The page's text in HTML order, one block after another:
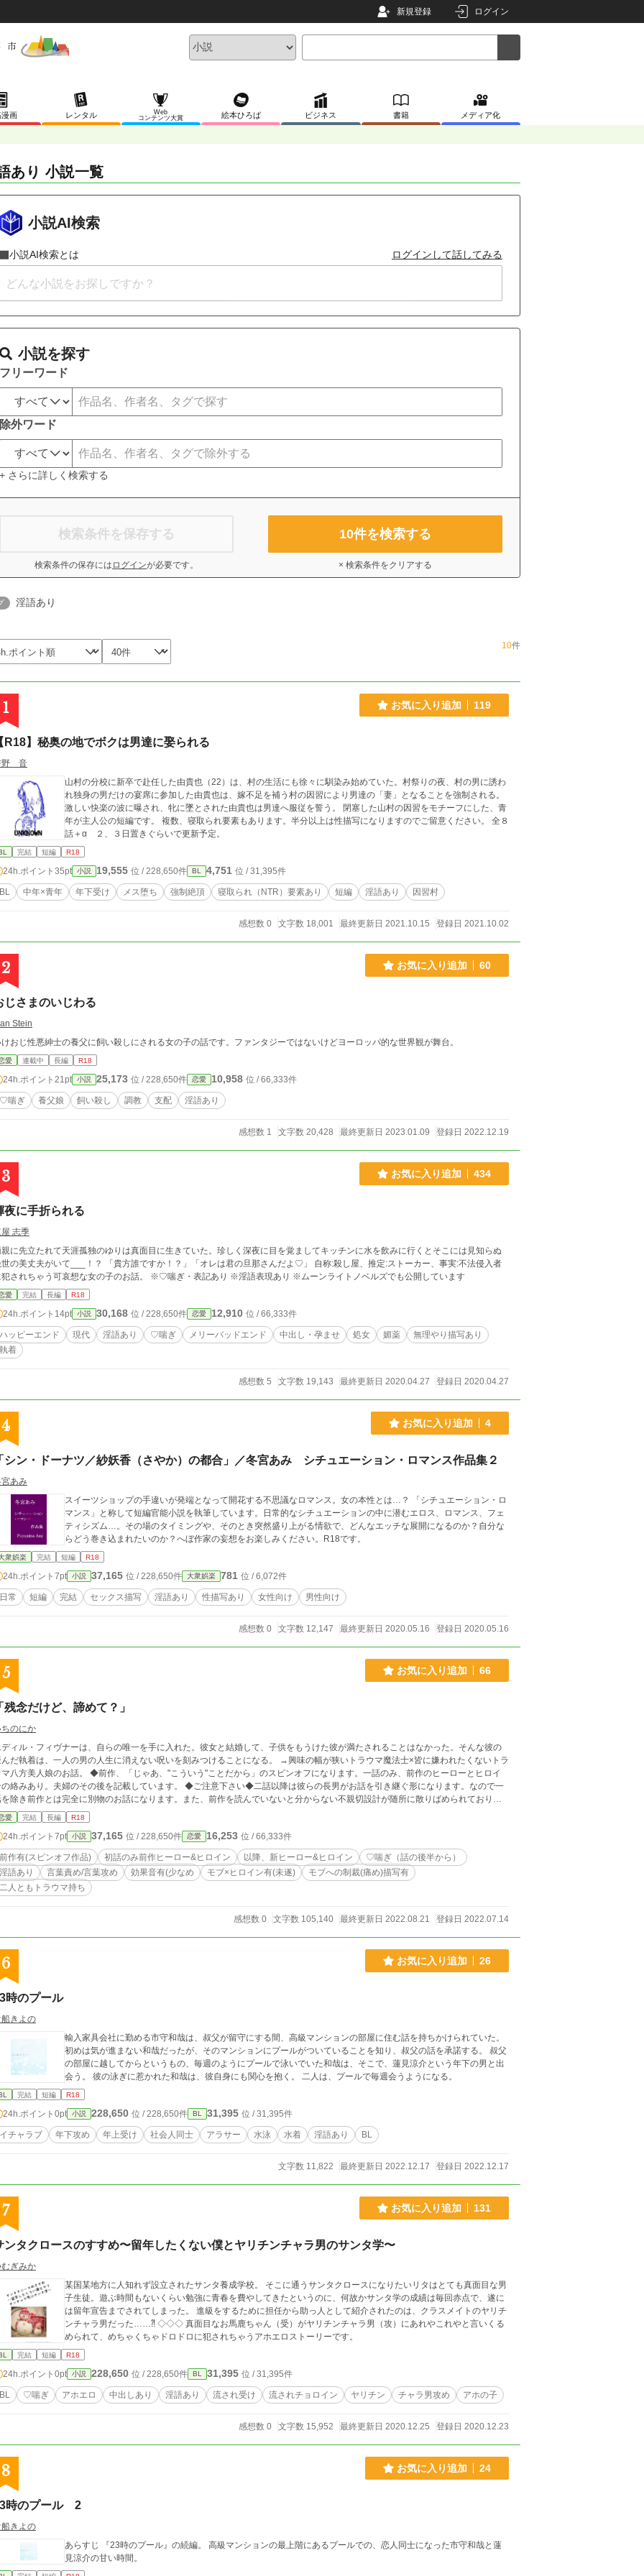
新規登録 ログイン
画 レンタル
Web
コンテンツ大賞
絵本ひろば ビジネス 書籍 メディア化
あり 小説一覧
小説AI検索
小説AI検索とは ログインして話してみる
小説を探す
フリーワード
除外ワード
+ さらに詳しく検索する
検索条件を保存する
検索条件の保存には ログインが必要です。
10件を検索する
× 検索条件をクリアする
淫語あり
10件
1 お気に入り追加 119
R18】秘奥の地でボクは男達に娶られる
野 音
山村の分校に新卒で赴任した由貴也（22）は、村の生活にも徐々に馴染み始めていた。村祭りの夜、村の男に誘わ
れ独身の男だけの宴席に参加した由貴也は、嫁不足を補う村の因習により男達の「妻」となることを強制される。
激しい快楽の波に曝され、牝に墜とされた由貴也は男達へ服従を誓う。 閉塞した山村の因習をモチーフにした、青
年が主人公の短編です。 複数、寝取られ要素もあります。半分以上は性描写になりますのでご留意ください。 全８
話＋α ２、３日置きぐらいで更新予定。
完結 短編 R18
24h.ポイント 35pt 小説 19,555 位 / 228,650件 BL 4,751 位 / 31,395件
BL 中年×青年 年下受け メス堕ち 強制絶頂 寝取られ（NTR）要素あり 短編 淫語あり 因習村
感想数 0 文字数 18,001 最終更新日 2021.10.15 登録日 2021.10.02
2 お気に入り追加 60
じさまのいじわる
Stein
おじ性悪紳士の養父に飼い殺しにされる女の子の話です。ファンタジーではないけどヨーロッパ的な世界観が舞台。
愛 連載中 長編 R18
24h.ポイント 21pt 小説 25,173 位 / 228,650件 恋愛 10,958 位 / 66,333件
♡喘ぎ 養父娘 飼い殺し 調教 支配 淫語あり
感想数 1 文字数 20,428 最終更新日 2023.01.09 登録日 2022.12.19
3 お気に入り追加 434
夜に手折られる
志季
に先立たれて天涯孤独のゆりは真面目に生きていた。珍しく深夜に目を覚ましてキッチンに水を飲みに行くとそこには見知らぬ
の美丈夫がいて___！？ 「貴方誰ですか！？」「オレは君の旦那さんだよ♡」 自称:殺し屋、推定:ストーカー、事実:不法侵入者
犯されちゃう可哀想な女の子のお話。 ※♡喘ぎ・表記あり ※淫語表現あり ※ムーンライトノベルズでも公開しています
愛 完結 長編 R18
24h.ポイント 14pt 小説 30,168 位 / 228,650件 恋愛 12,910 位 / 66,333件
ハッピーエンド 現代 淫語あり ♡喘ぎ メリーバッドエンド 中出し・孕ませ 処女 媚薬
無理やり描写あり
執着
感想数 5 文字数 19,143 最終更新日 2020.04.27 登録日 2020.04.27
4 お気に入り追加 4
シン・ドーナツ／紗妖香（さやか）の都合」／冬宮あみ シチュエーション・ロマンス作品集２
あみ
スイーツショップの手違いが発端となって開花する不思議なロマンス。女の本性とは…？ 「シチュエーション・ロ
マンス」と称して短編官能小説を執筆しています。日常的なシチュエーションの中に潜むエロス、ロマンス、フェ
ティシズム…。その場のタイミングや、そのとき突然盛り上がる情欲で、どんなエッチな展開になるのか？自分な
らどう巻き込まれたいのか？へぼ作家の妄想をお楽しみください。R18です。
衆娯楽 完結 短編 R18
24h.ポイント 7pt 小説 37,165 位 / 228,650件 大衆娯楽 781 位 / 6,072件
日常 短編 完結 セックス描写 淫語あり 性描写あり 女性向け 男性向け
感想数 0 文字数 12,147 最終更新日 2020.05.16 登録日 2020.05.16
5 お気に入り追加 66
残念だけど、諦めて？」
のにか
ィル・フィヴナーは、自らの唯一を手に入れた。彼女と結婚して、子供をもうけた彼が満たされることはなかった。そんな彼の
だ執着は、一人の男の人生に消えない呪いを刻みつけることになる。 →興味の幅が狭いトラウマ魔法士×皆に嫌われたくないトラ
娘のお話。 ◆前作、「じゃあ、"こういう"ことだから」のスピンオフになります。一話のみ、前作のヒーローとヒロイ
みあり。夫婦のその後を記載しています。 ◆ご注意下さい◆二話以降は彼らの長男がお話を引き継ぐ形になります。なので一
除き前作とは完全に別物のお話になります。また、前作を読んでいないと分からない不親切設計が随所に散りばめられておりま
ざいません。 ※残酷描写あり。今作ヒーローがヒロインを襲う悪漢に痛いお仕置きしております。目を通さなくてもお
的に支障はないレベルです。 ※ヒロインとモブの無理ヤリ描写有。最後まではしませんが苦手な方はご遠慮ください。 ◆書
めていくうちに全く違うお話になってしまい作者自身も困惑しております。タグをご確認の上、くれぐれもご自愛くださいま
愛 完結 長編 R18
24h.ポイント 7pt 小説 37,165 位 / 228,650件 恋愛 16,253 位 / 66,333件
前作有(スピンオフ作品) 初話のみ前作ヒーロー&ヒロイン 以降、新ヒーロー&ヒロイン
♡喘ぎ（話の後半から）
淫語あり
言葉責め/言葉攻め 効果音有(少なめ モブ×ヒロイン有(未遂)
モブへの制裁(痛め)描写有
二人ともトラウマ持ち
感想数 0 文字数 105,140 最終更新日 2022.08.21 登録日 2022.07.14
6 お気に入り追加 26
時のプール
きよの
輸入家具会社に勤める市守和哉は、叔父が留守にする間、高級マンションの部屋に住む話を持ちかけられていた。
初めは気が進まない和哉だったが、そのマンションにプールがついていることを知り、叔父の話を承諾する。 叔父
の部屋に越してからというもの、毎週のようにプールで泳いでいた和哉は、そこで、蓮見涼介という年下の男と出
会う。 彼の泳ぎに惹かれた和哉は、彼自身にも関心を抱く。 二人は、プールで毎週会うようになる。
完結 短編 R18
24h.ポイント 0pt 小説 228,650 位 / 228,650件 BL 31,395 位 / 31,395件
イチャラブ 年下攻め 年上受け 社会人同士 アラサー 水泳 水着 淫語あり BL
文字数 11,822 最終更新日 2022.12.17 登録日 2022.12.17
7 お気に入り追加 131
ンタクロースのすすめ〜留年したくない僕とヤリチンチャラ男のサンタ学〜
ぎみか
某国某地方に人知れず設立されたサンタ養成学校。 そこに通うサンタクロースになりたいリタはとても真面目な男
子生徒。遊ぶ時間もないくらい勉強に青春を費やしてきたというのに、何故かサンタ学の成績は毎回赤点で、遂に
は留年宣告までされてしまった。 進級をするために担任から助っ人として紹介されたのは、クラスメイトのヤリチ
ンチャラ男だった……⁈ ◇◇◇ 真面目なお馬鹿ちゃん（受）がヤリチンチャラ男（攻）にあれやこれやと言いくる
められて、めちゃくちゃドロドロに犯されちゃうアホエロストーリーです。
完結 短編 R18
24h.ポイント 0pt 小説 228,650 位 / 228,650件 BL 31,395 位 / 31,395件
BL ♡喘ぎ アホエロ 中出しあり 淫語あり 流され受け 流されチョロイン ヤリチン チャラ男攻め アホの子
感想数 0 文字数 15,952 最終更新日 2020.12.25 登録日 2020.12.23
8 お気に入り追加 24
時のプール 2
きよの
あらすじ 『23時のプール』の続編。 高級マンションの最上階にあるプールでの、恋人同士になった市守和哉と蓮
見涼介の甘い時間。